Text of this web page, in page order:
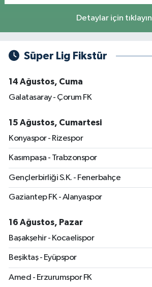
Detaylar için tıklayın
Süper Lig Fikstür
14 Ağustos, Cuma
Galatasaray - Çorum FK
15 Ağustos, Cumartesi
Konyaspor - Rizespor
Kasımpaşa - Trabzonspor
Gençlerbirliği S.K. - Fenerbahçe
Gaziantep FK - Alanyaspor
16 Ağustos, Pazar
Başakşehir - Kocaelispor
Beşiktaş - Eyüpspor
Amed - Erzurumspor FK